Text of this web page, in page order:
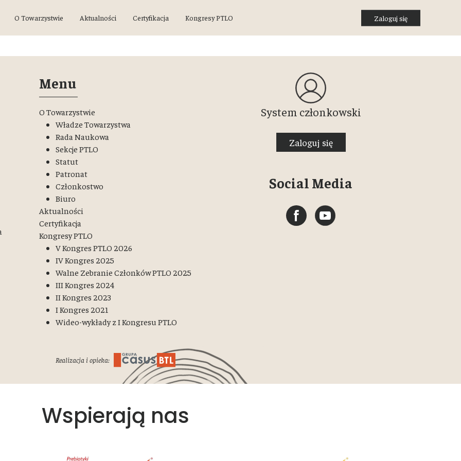
O Towarzystwie Aktualności Certyfikacja Kongresy PTLO Zaloguj się
Menu
O Towarzystwie
Władze Towarzystwa
Rada Naukowa
Sekcje PTLO
Statut
Patronat
Członkostwo
Biuro
Aktualności
Certyfikacja
Kongresy PTLO
V Kongres PTLO 2026
IV Kongres 2025
Walne Zebranie Członków PTLO 2025
III Kongres 2024
II Kongres 2023
I Kongres 2021
Wideo-wykłady z I Kongresu PTLO
System członkowski
Zaloguj się
Social Media
Realizacja i opieka:
Wspierają nas